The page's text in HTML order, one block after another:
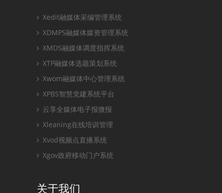
Xedit融媒体采编管理系统
XDMPS融媒体媒资管理系统
XMDS融媒体调度指挥系统
XTP融媒体选题策划系统
Xwom融媒体中心管理系统
XPBS智慧党建系统平台
云享全媒体电子报微报
Xleaning在线培训管理
Xvod视频点直播系统
Xgov政府移动门户系统
关于我们